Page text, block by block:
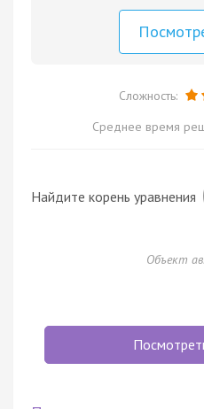
Сложность:
Среднее время
Найдите корень уравнения
Объект